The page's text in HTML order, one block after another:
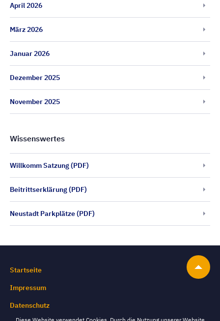
April 2026
März 2026
Januar 2026
Dezember 2025
November 2025
Wissenswertes
Willkomm Satzung (PDF)
Beitrittserklärung (PDF)
Neustadt Parkplätze (PDF)
Startseite
Impressum
Datenschutz